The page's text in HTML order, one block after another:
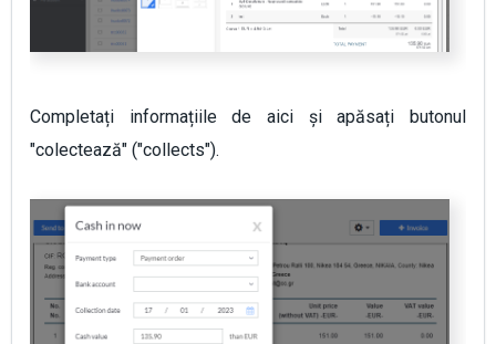
Completați informațiile de aici și apăsați butonul
"colectează" ("collects").